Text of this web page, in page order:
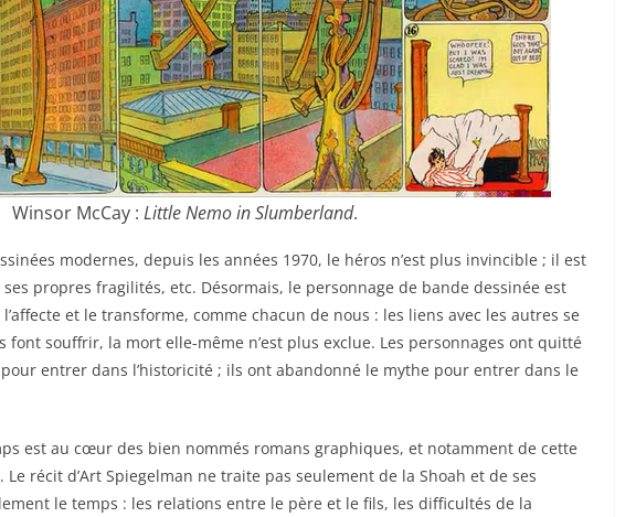
Winsor McCay : Little Nemo in Slumberland.
modernes, depuis les années 1970, le héros n’est plus invincible ; il est
propres fragilités, etc. Désormais, le personnage de bande dessinée est
et le transforme, comme chacun de nous : les liens avec les autres se
font souffrir, la mort elle-même n’est plus exclue. Les personnages ont quitté
entrer dans l’historicité ; ils ont abandonné le mythe pour entrer dans le
est au cœur des bien nommés romans graphiques, et notamment de cette
. Le récit d’Art Spiegelman ne traite pas seulement de la Shoah et de ses
le temps : les relations entre le père et le fils, les difficultés de la